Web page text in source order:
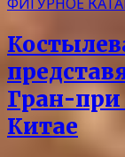
ФИГУРНОЕ
Гран-при
Китае